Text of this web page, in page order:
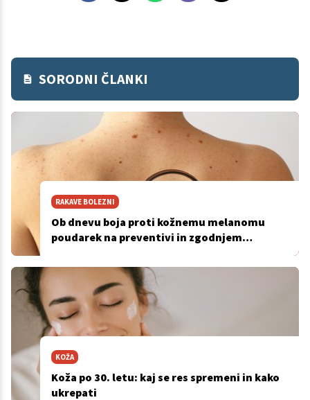
SORODNI ČLANKI
RAKAVE BOLEZNI
Ob dnevu boja proti kožnemu melanomu
poudarek na preventivi in zgodnjem
KOŽA
Koža po 30. letu: kaj se res spremeni in kako
ukrepati